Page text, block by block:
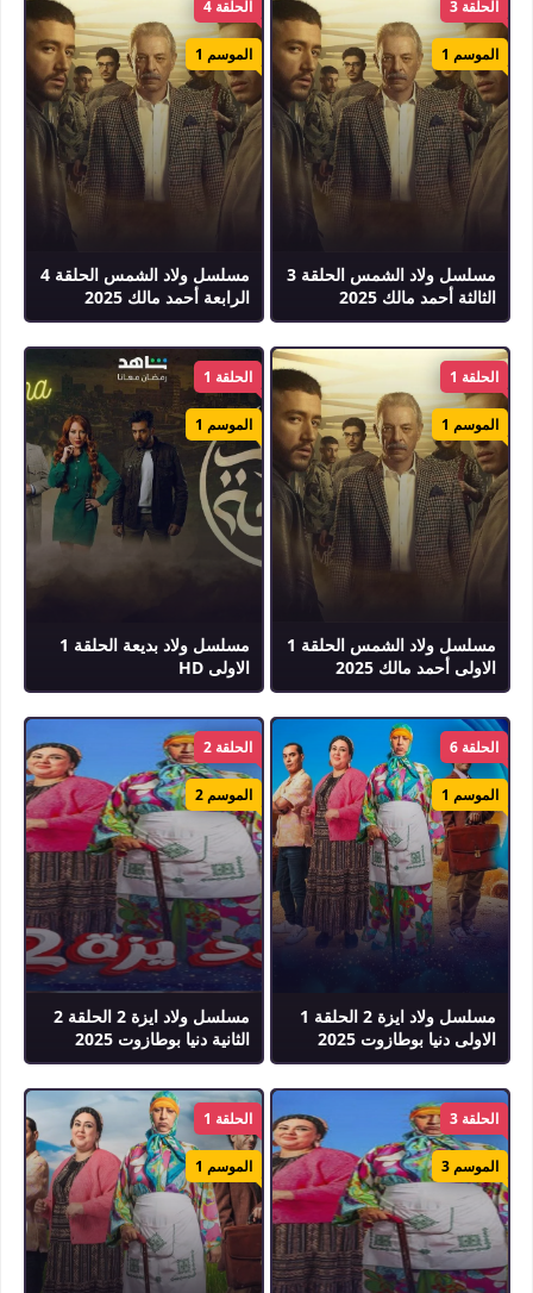
مسلسل ولاد الشمس الحلقة 3
الثالثة أحمد مالك 2025
الحلقة 3
الموسم 1
مسلسل ولاد الشمس الحلقة 4
الرابعة أحمد مالك 2025
الحلقة 4
الموسم 1
مسلسل ولاد الشمس الحلقة 1
الاولى أحمد مالك 2025
الحلقة 1
الموسم 1
مسلسل ولاد بديعة الحلقة 1
الاولى HD
الحلقة 1
الموسم 1
مسلسل ولاد ايزة 2 الحلقة 1
الاولى دنيا بوطازوت 2025
الحلقة 6
الموسم 1
مسلسل ولاد ايزة 2 الحلقة 2
الثانية دنيا بوطازوت 2025
الحلقة 2
الموسم 2
الحلقة 3
الموسم 3
الحلقة 1
الموسم 1